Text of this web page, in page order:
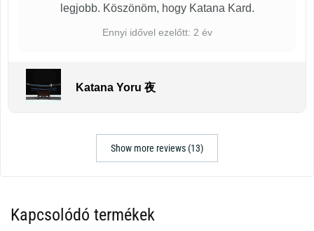
legjobb. Köszönöm, hogy Katana Kard.
Ennyi idővel ezelőtt: 2 év
Katana Yoru 夜
Show more reviews (13)
Kapcsolódó termékek